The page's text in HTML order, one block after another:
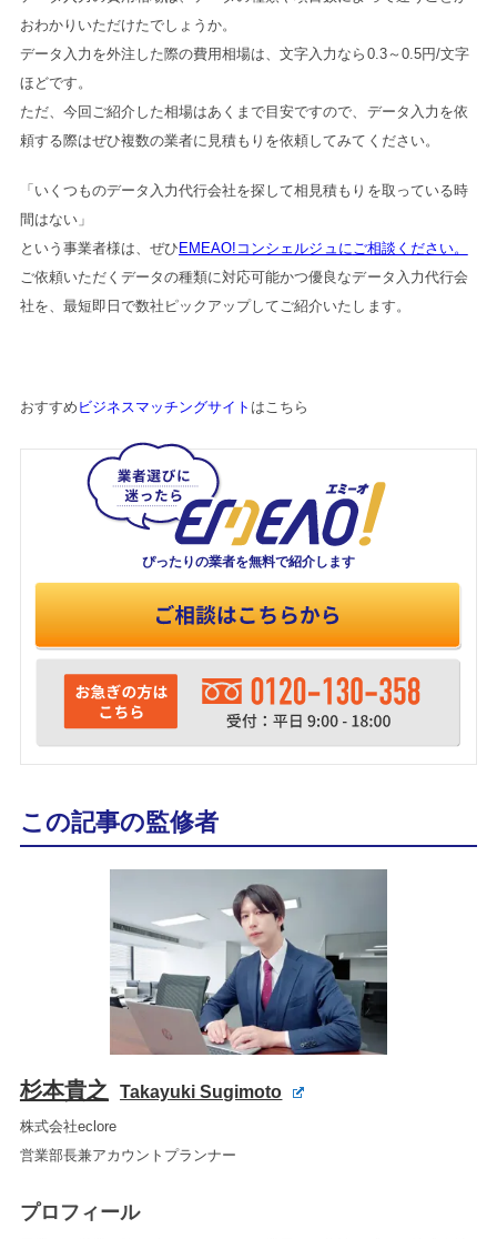
おわかりいただけたでしょうか。
データ入力を外注した際の費用相場は、文字入力なら0.3～0.5円/文字
ほどです。
ただ、今回ご紹介した相場はあくまで目安ですので、データ入力を依
頼する際はぜひ複数の業者に見積もりを依頼してみてください。
「いくつものデータ入力代行会社を探して相見積もりを取っている時
間はない」
という事業者様は、ぜひ EMEAO!コンシェルジュにご相談ください。
ご依頼いただくデータの種類に対応可能かつ優良なデータ入力代行会
社を、最短即日で数社ピックアップしてご紹介いたします。
おすすめ ビジネスマッチングサイト はこちら
ぴったりの業者を無料で紹介します
この記事の監修者
杉本貴之 Takayuki Sugimoto
株式会社eclore
営業部長兼アカウントプランナー
プロフィール